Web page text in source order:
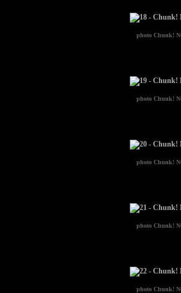
photo Chunk!
photo Chunk!
photo Chunk!
photo Chunk!
photo Chunk!